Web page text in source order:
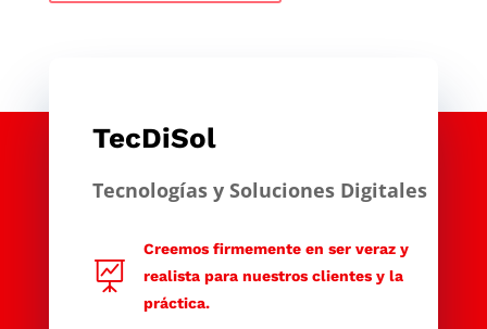
TecDiSol
Tecnologías y Soluciones Digitales

Creemos firmemente en ser veraz y
realista para nuestros clientes y la
práctica.